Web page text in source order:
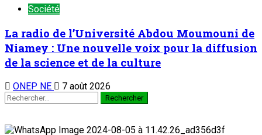
Société
La radio de l’Université Abdou Moumouni de
Niamey : Une nouvelle voix pour la diffusion
de la science et de la culture
ONEP NE 7 août 2026